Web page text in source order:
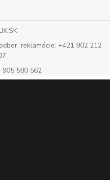
reklamácie: +421 902 212
905 580 562